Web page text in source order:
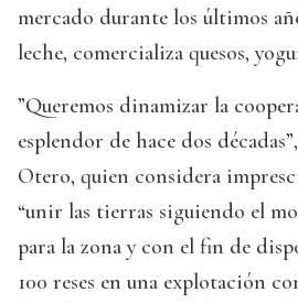
mercado durante los últimos
leche, comercializa quesos,
”Queremos dinamizar la
esplendor de hace dos
Otero, quien considera
“unir las tierras siguiendo el
para la zona y con el fin de
100 reses en una explotación